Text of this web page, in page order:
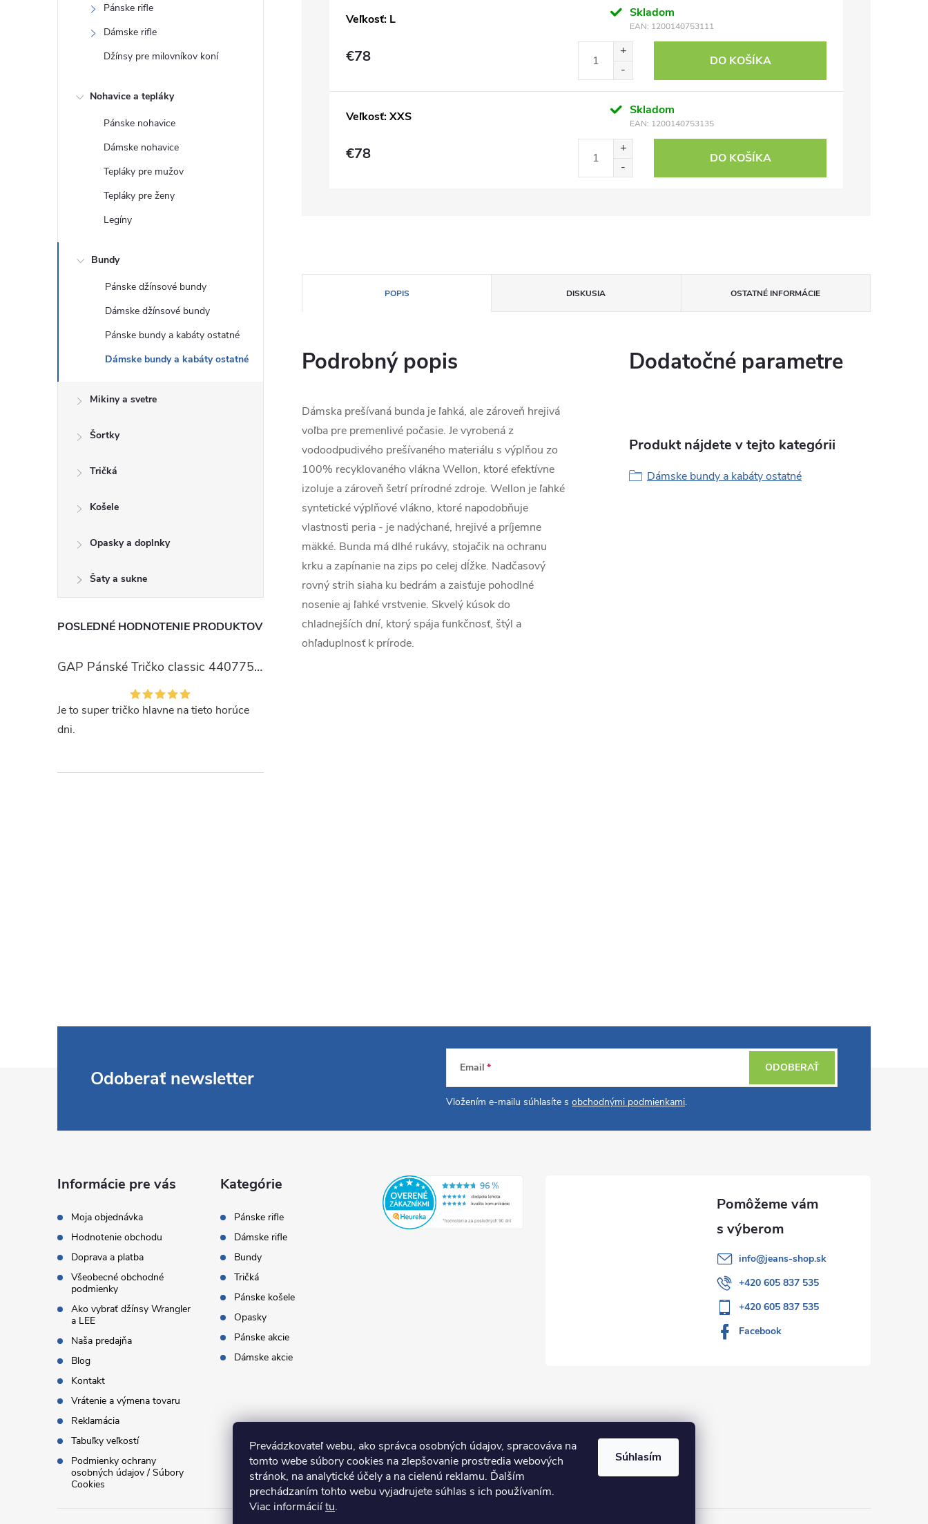
Prevádzkovateľ webu, ako správca osobných údajov, spracováva na
tomto webe súbory cookies na zlepšovanie prostredia webových
stránok, na analytické účely a na cielenú reklamu. Ďalším
prechádzaním tohto webu vyjadrujete súhlas s ich používaním.
Viac informáciítu.
Súhlasím
Pánske rifle
Dámske rifle
Džínsy pre milovníkov koní
Nohavice a tepláky
Pánske nohavice
Dámske nohavice
Tepláky pre mužov
Tepláky pre ženy
Legíny
Bundy
Pánske džínsové bundy
Dámske džínsové bundy
Pánske bundy a kabáty ostatné
Dámske bundy a kabáty ostatné
Mikiny a svetre
Šortky
Tričká
Košele
Opasky a doplnky
Šaty a sukne
POSLEDNÉ HODNOTENIE PRODUKTOV
GAP Pánské Tričko classic 440775-00
Je to super tričko hlavne na tieto horúce
dni.
Veľkosť: L Skladom
EAN: 1200140753111
€78 DO KOŠÍKA
Veľkosť: XXS Skladom
EAN: 1200140753135
€78 DO KOŠÍKA
POPIS DISKUSIA OSTATNÉ INFORMÁCIE
Podrobný popis
Dámska prešívaná bunda je ľahká, ale zároveň hrejivá
voľba pre premenlivé počasie. Je vyrobená z
vodoodpudivého prešívaného materiálu s výplňou zo
100% recyklovaného vlákna Wellon, ktoré efektívne
izoluje a zároveň šetrí prírodné zdroje. Wellon je ľahké
syntetické výplňové vlákno, ktoré napodobňuje
vlastnosti peria - je nadýchané, hrejivé a príjemne
mäkké. Bunda má dlhé rukávy, stojačik na ochranu
krku a zapínanie na zips po celej dĺžke. Nadčasový
rovný strih siaha ku bedrám a zaisťuje pohodlné
nosenie aj ľahké vrstvenie. Skvelý kúsok do
chladnejších dní, ktorý spája funkčnosť, štýl a
ohľaduplnosť k prírode.
Dodatočné parametre
Produkt nájdete v tejto kategórii
Dámske bundy a kabáty ostatné
Odoberať newsletter Email
Vložením e-mailu súhlasíte s obchodnými podmienkami.
ODOBERAŤ
Informácie pre vás
Moja objednávka
Hodnotenie obchodu
Doprava a platba
Všeobecné obchodné
podmienky
Ako vybrať džínsy Wrangler
a LEE
Naša predajňa
Blog
Kontakt
Vrátenie a výmena tovaru
Reklamácia
Tabuľky veľkostí
Podmienky ochrany
osobných údajov / Súbory
Cookies
Kategórie
Pánske rifle
Dámske rifle
Bundy
Tričká
Pánske košele
Opasky
Pánske akcie
Dámske akcie
info@jeans-shop.sk
+420 605 837 535
+420 605 837 535
Facebook